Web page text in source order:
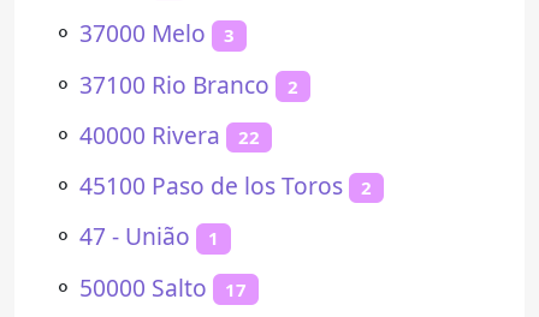
⚬ 37000 Melo 3
⚬ 37100 Rio Branco 2
⚬ 40000 Rivera 22
⚬ 45100 Paso de los Toros 2
⚬ 47 - União 1
⚬ 50000 Salto 17